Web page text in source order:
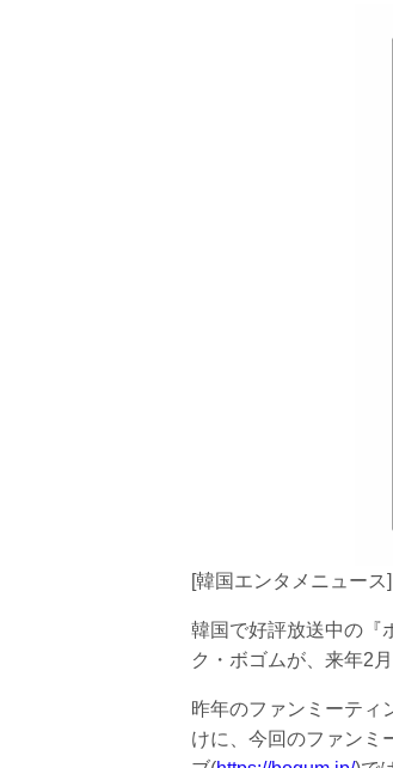
[韓国エンタメニュース]
韓国で好評放送中の『
ク・ボゴムが、来年2
昨年のファンミーティ
けに、今回のファンミ